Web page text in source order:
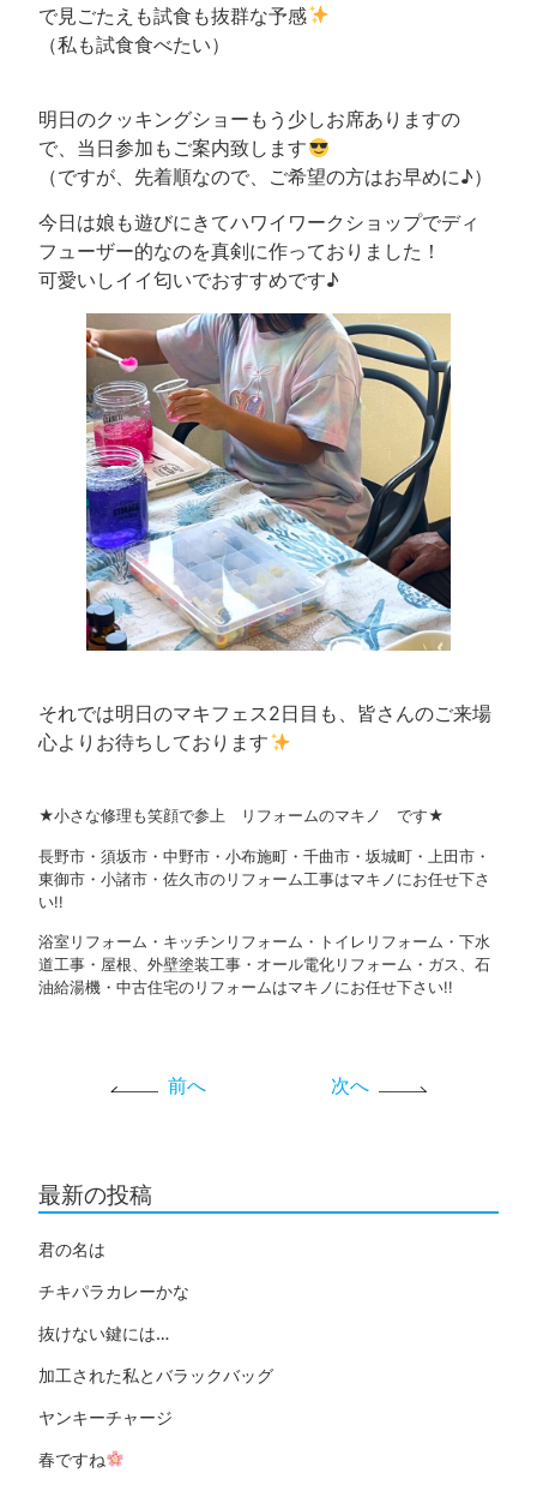
で見ごたえも試食も抜群な予感
（私も試食食べたい）
明日のクッキングショーもう少しお席ありますの
で、当日参加もご案内致します
（ですが、先着順なので、ご希望の方はお早めに♪）
今日は娘も遊びにきてハワイワークショップでディ
フューザー的なのを真剣に作っておりました！
可愛いしイイ匂いでおすすめです♪
それでは明日のマキフェス2日目も、皆さんのご来場
心よりお待ちしております
★小さな修理も笑顔で参上 リフォームのマキノ です★
長野市・須坂市・中野市・小布施町・千曲市・坂城町・上田市・
東御市・小諸市・佐久市のリフォーム工事はマキノにお任せ下さ
い!!
浴室リフォーム・キッチンリフォーム・トイレリフォーム・下水
道工事・屋根、外壁塗装工事・オール電化リフォーム・ガス、石
油給湯機・中古住宅のリフォームはマキノにお任せ下さい!!
前へ 次へ
最新の投稿
君の名は
チキパラカレーかな
抜けない鍵には…
加工された私とバラックバッグ
ヤンキーチャージ
春ですね